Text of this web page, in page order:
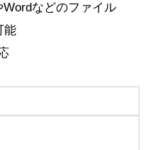
などのファイル
能